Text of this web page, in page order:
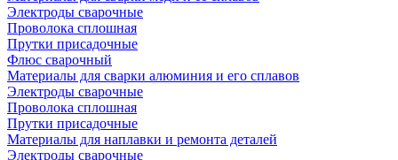
Электроды сварочные
Проволока сплошная
Прутки присадочные
Флюс сварочный
Материалы для сварки алюминия и его сплавов
Электроды сварочные
Проволока сплошная
Прутки присадочные
Материалы для наплавки и ремонта деталей
Электроды сварочные